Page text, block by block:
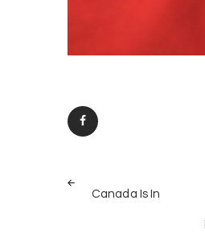
Post
navigation
POST
Canada Is In